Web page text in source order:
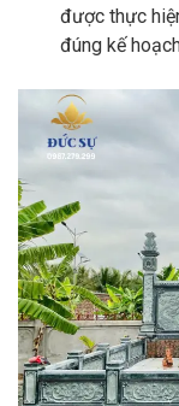
được thực
đúng kế